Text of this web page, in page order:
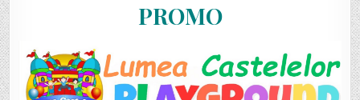
PROMO